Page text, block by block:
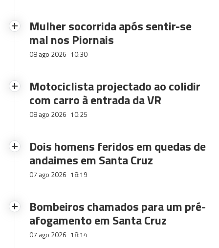
Mulher socorrida após sentir-se
mal nos Piornais
08 ago 2026 10:30
Motociclista projectado ao colidir
com carro à entrada da VR
08 ago 2026 10:25
Dois homens feridos em quedas de
andaimes em Santa Cruz
07 ago 2026 18:19
Bombeiros chamados para um pré-
afogamento em Santa Cruz
07 ago 2026 18:14